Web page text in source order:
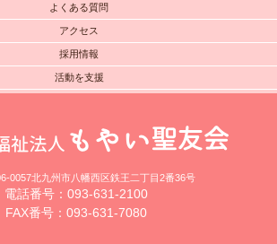
よくある質問
アクセス
採用情報
活動を支援
0057北九州市八幡西区鉄王二丁目2番36号
電話番号：093-631-2100
FAX番号：093-631-7080